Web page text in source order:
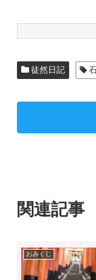
徒然日記
関連記事
おみくじ